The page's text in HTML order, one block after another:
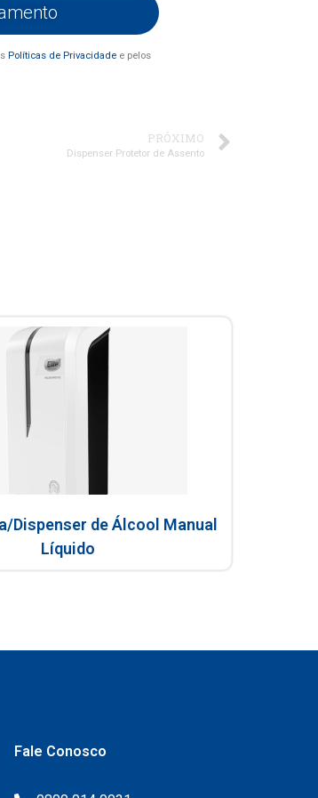
Políticas de Privacidadee pelos
PRÓXIMO
Dispenser Protetor de Assento
Dispenser de Álcool Manual
Líquido
Fale Conosco